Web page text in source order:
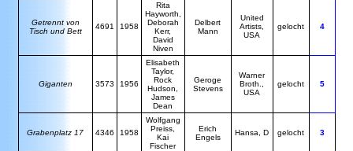
Getrennt von
Tisch und Bett
4691 1958
Rita
Hayworth,
Deborah
Kerr,
David
Niven
Delbert
Mann
United
Artists,
USA
gelocht 4
Giganten 3573 1956
Elisabeth
Taylor,
Rock
Hudson,
James
Dean
Geroge
Stevens
Warner
Broth.,
USA
gelocht 5
Grabenplatz 17 4346 1958
Wolfgang
Preiss,
Kai
Fischer
Erich
Engels
Hansa, D gelocht 3